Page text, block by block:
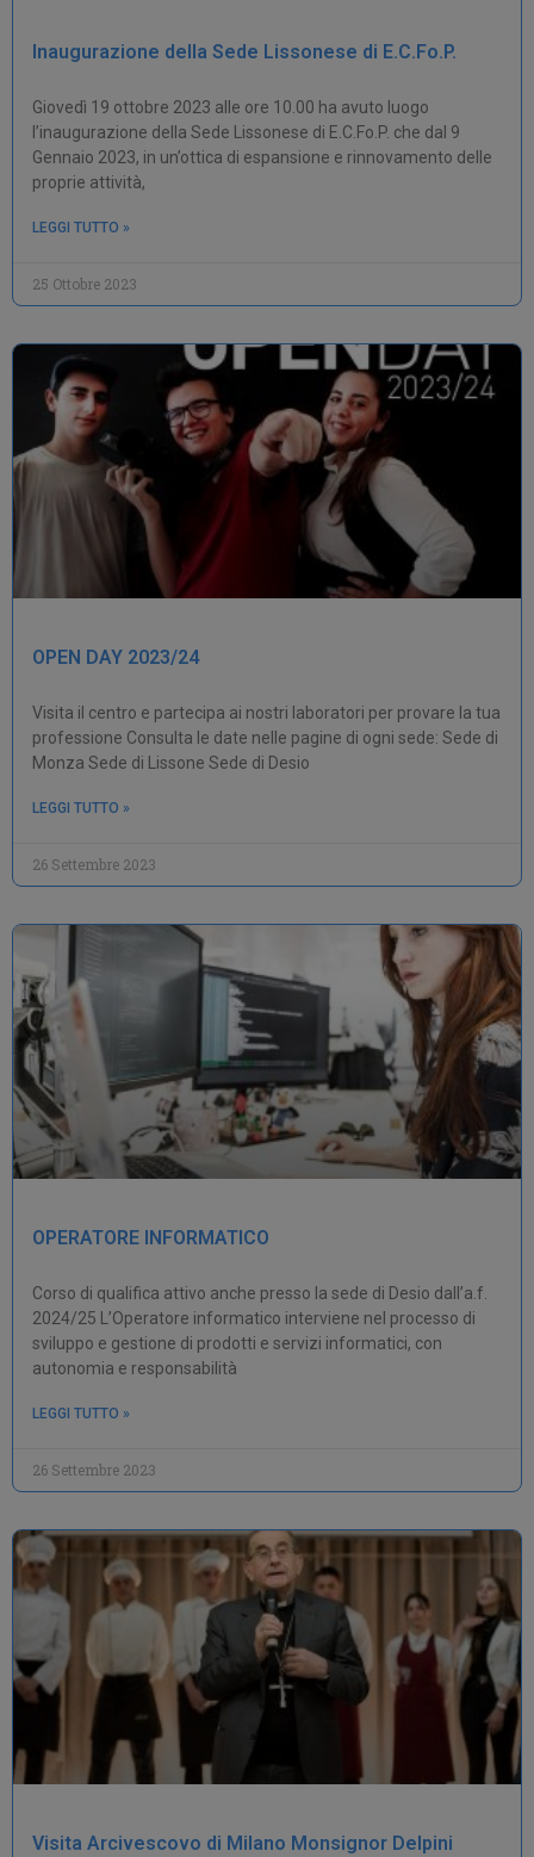
Inaugurazione della Sede Lissonese di E.C.Fo.P.
Giovedì 19 ottobre 2023 alle ore 10.00 ha avuto luogo
l’inaugurazione della Sede Lissonese di E.C.Fo.P. che dal 9
Gennaio 2023, in un’ottica di espansione e rinnovamento delle
proprie attività,
LEGGI TUTTO »
25 Ottobre 2023
OPEN DAY 2023/24
Visita il centro e partecipa ai nostri laboratori per provare la tua
professione Consulta le date nelle pagine di ogni sede: Sede di
Monza Sede di Lissone Sede di Desio
LEGGI TUTTO »
26 Settembre 2023
OPERATORE INFORMATICO
Corso di qualifica attivo anche presso la sede di Desio dall’a.f.
2024/25 L’Operatore informatico interviene nel processo di
sviluppo e gestione di prodotti e servizi informatici, con
autonomia e responsabilità
LEGGI TUTTO »
26 Settembre 2023
Visita Arcivescovo di Milano Monsignor Delpini